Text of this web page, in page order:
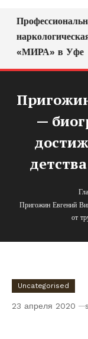
«МИРА» в Уфе
—
Пригожин Евгений
от
Uncategorised
23 апреля 2020